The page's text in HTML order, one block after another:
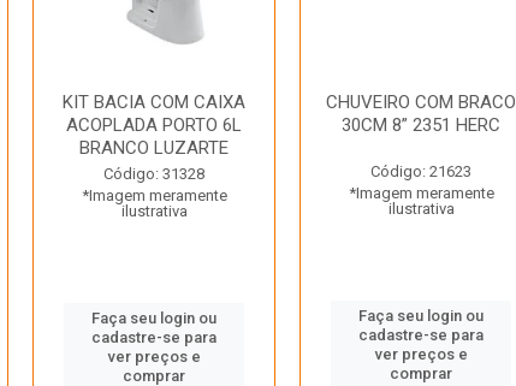
KIT BACIA COM CAIXA
ACOPLADA PORTO 6L
BRANCO LUZARTE
Código: 31328
*Imagem meramente
ilustrativa
Faça seu login ou
cadastre-se para
ver preços e
comprar
CHUVEIRO COM BRACO
30CM 8” 2351 HERC
Código: 21623
*Imagem meramente
ilustrativa
Faça seu login ou
cadastre-se para
ver preços e
comprar